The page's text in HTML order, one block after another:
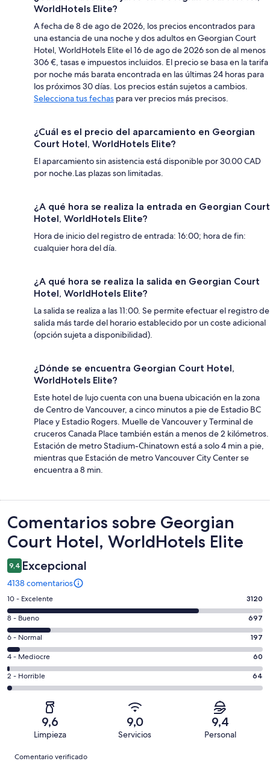
WorldHotels Elite?
A fecha de 8 de ago de 2026, los precios encontrados para
una estancia de una noche y dos adultos en Georgian Court
Hotel, WorldHotels Elite el 16 de ago de 2026 son de al menos
306 €, tasas e impuestos incluidos. El precio se basa en la tarifa
por noche más barata encontrada en las últimas 24 horas para
los próximos 30 días. Los precios están sujetos a cambios.
Selecciona tus fechas para ver precios más precisos.
¿Cuál es el precio del aparcamiento en Georgian
Court Hotel, WorldHotels Elite?
El aparcamiento sin asistencia está disponible por 30.00 CAD
por noche.Las plazas son limitadas.
¿A qué hora se realiza la entrada en Georgian Court
Hotel, WorldHotels Elite?
Hora de inicio del registro de entrada: 16:00; hora de fin:
cualquier hora del día.
¿A qué hora se realiza la salida en Georgian Court
Hotel, WorldHotels Elite?
La salida se realiza a las 11:00. Se permite efectuar el registro de
salida más tarde del horario establecido por un coste adicional
(opción sujeta a disponibilidad).
¿Dónde se encuentra Georgian Court Hotel,
WorldHotels Elite?
Este hotel de lujo cuenta con una buena ubicación en la zona
de Centro de Vancouver, a cinco minutos a pie de Estadio BC
Place y Estadio Rogers. Muelle de Vancouver y Terminal de
cruceros Canada Place también están a menos de 2 kilómetros.
Estación de metro Stadium-Chinatown está a solo 4 min a pie,
mientras que Estación de metro Vancouver City Center se
encuentra a 8 min.
Comentarios
Comentarios sobre Georgian
Court Hotel, WorldHotels Elite
9,4 Excepcional
4138 comentarios
3120
comentarios
de
un
total
de
4138
con
puntuación
10 - Excelente 3120
697
comentarios
de
un
total
de
puntuación
8 - Bueno 697
197
comentarios
de
un
total
puntuación
6 - Normal 197
60
comentarios
de
4 - Mediocre 60
64
comentarios
4138
2 - Horrible 64
9,6
Limpieza
9,0
Servicios
9,4
Personal
Comentarios
Comentario verificado